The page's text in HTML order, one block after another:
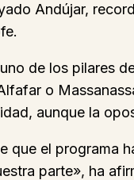
Andújar,
uno de los
o
aunque la
que el programa
parte», ha